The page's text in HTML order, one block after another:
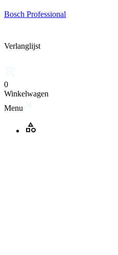
Bosch Professional
Verlanglijst
0
Winkelwagen
Menu